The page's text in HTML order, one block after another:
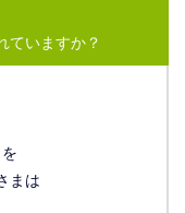
ていますか？
まは